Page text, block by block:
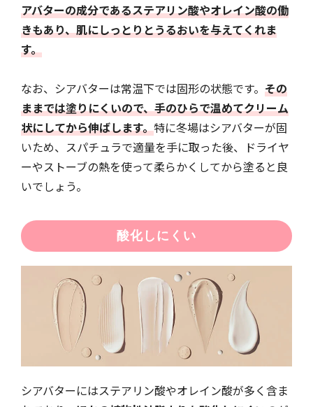
アバターの成分であるステアリン酸やオレイン酸の働
きもあり、肌にしっとりとうるおいを与えてくれま
す。
なお、シアバターは常温下では固形の状態です。 その
ままでは塗りにくいので、手のひらで温めてクリーム
状にしてから伸ばします。特に冬場はシアバターが固
いため、スパチュラで適量を手に取った後、ドライヤ
ーやストーブの熱を使って柔らかくしてから塗ると良
いでしょう。
酸化しにくい
シアバターにはステアリン酸やオレイン酸が多く含ま